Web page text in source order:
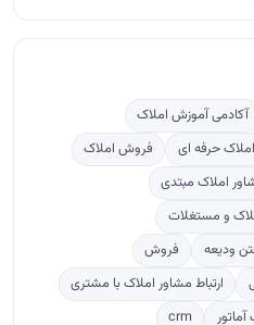
آکادمی آموزش املاک
حرفه ای
فروش املاک
املاک مبتدی
و مستغلات
ودیعه
فروش
ارتباط مشاور املاک با مشتری
crm